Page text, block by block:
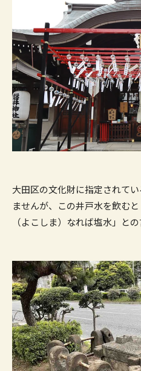
大田区の文化財に指定されて
ませんが、この井戸水を飲む
（よこしま）なれば塩水」と